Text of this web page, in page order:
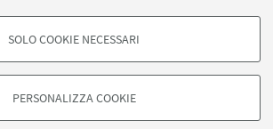
- FACOLTATIVI
in base al loro comportamento sul sito, per analisi
SOLO COOKIE NECESSARI
PERSONALIZZA COOKIE
Via Cartoleria 5 - 40124 Bologna
nahid.norozi2@unibo.it